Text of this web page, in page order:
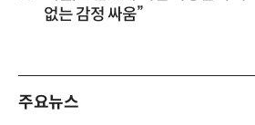
없는 감정 싸움”
주요뉴스